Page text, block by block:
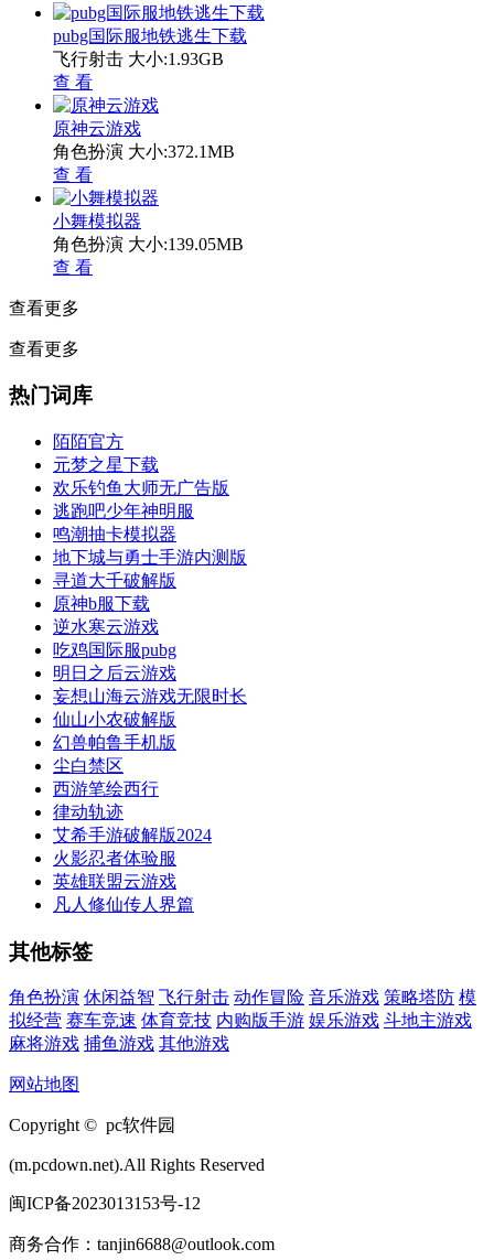
pubg国际服地铁逃生下载
飞行射击 大小:1.93GB
查 看
原神云游戏
角色扮演 大小:372.1MB
查 看
小舞模拟器
角色扮演 大小:139.05MB
查 看
查看更多
查看更多
热门词库
陌陌官方
元梦之星下载
欢乐钓鱼大师无广告版
逃跑吧少年神明服
鸣潮抽卡模拟器
地下城与勇士手游内测版
寻道大千破解版
原神b服下载
逆水寒云游戏
吃鸡国际服pubg
明日之后云游戏
妄想山海云游戏无限时长
仙山小农破解版
幻兽帕鲁手机版
尘白禁区
西游笔绘西行
律动轨迹
艾希手游破解版2024
火影忍者体验服
英雄联盟云游戏
凡人修仙传人界篇
其他标签
角色扮演 休闲益智 飞行射击 动作冒险 音乐游戏 策略塔防 模
拟经营 赛车竞速 体育竞技 内购版手游 娱乐游戏 斗地主游戏
麻将游戏 捕鱼游戏 其他游戏
网站地图
Copyright © pc软件园
(m.pcdown.net).All Rights Reserved
闽ICP备2023013153号-12
商务合作：tanjin6688@outlook.com